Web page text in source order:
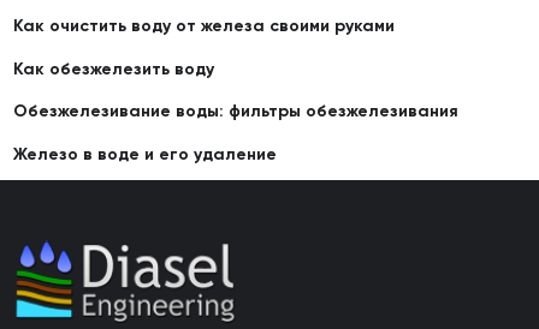
Как очистить воду от железа своими руками
Как обезжелезить воду
Обезжелезивание воды: фильтры обезжелезивания
Железо в воде и его удаление